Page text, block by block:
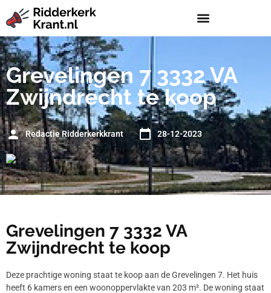
Grevelingen 7 3332 VA
Zwijndrecht te koop
Redactie Ridderkerkkrant 28-12-2023
Grevelingen 7 3332 VA
Zwijndrecht te koop
Deze prachtige woning staat te koop aan de Grevelingen 7. Het huis
heeft 6 kamers en een woonoppervlakte van 203 m². De woning staat